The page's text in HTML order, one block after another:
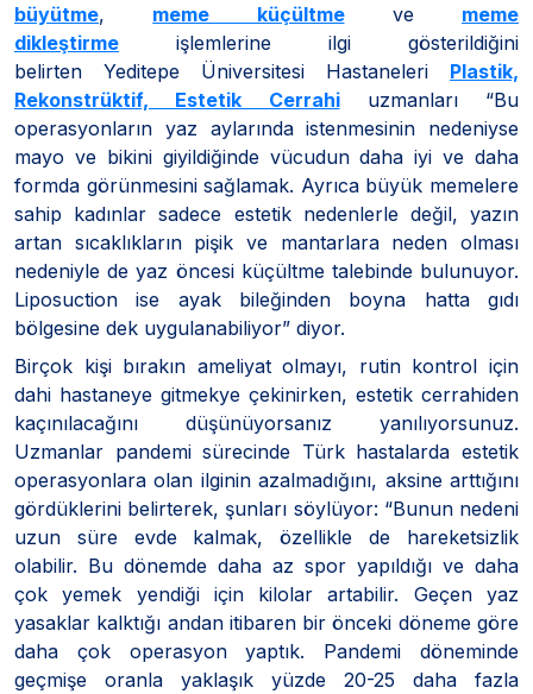
büyütme, meme küçültmeve meme
dikleştirme işlemlerine ilgi gösterildiğini
belirten Yeditepe Üniversitesi Hastaneleri Plastik,
Rekonstrüktif, Estetik Cerrahiuzmanları “Bu
operasyonların yaz aylarında istenmesinin nedeniyse
mayo ve bikini giyildiğinde vücudun daha iyi ve daha
formda görünmesini sağlamak. Ayrıca büyük memelere
sahip kadınlar sadece estetik nedenlerle değil, yazın
artan sıcaklıkların pişik ve mantarlara neden olması
nedeniyle de yaz öncesi küçültme talebinde bulunuyor.
Liposuction ise ayak bileğinden boyna hatta gıdı
bölgesine dek uygulanabiliyor” diyor.
Birçok kişi bırakın ameliyat olmayı, rutin kontrol için
dahi hastaneye gitmekye çekinirken, estetik cerrahiden
kaçınılacağını düşünüyorsanız yanılıyorsunuz.
Uzmanlar pandemi sürecinde Türk hastalarda estetik
operasyonlara olan ilginin azalmadığını, aksine arttığını
gördüklerini belirterek, şunları söylüyor: “Bunun nedeni
uzun süre evde kalmak, özellikle de hareketsizlik
olabilir. Bu dönemde daha az spor yapıldığı ve daha
çok yemek yendiği için kilolar artabilir. Geçen yaz
yasaklar kalktığı andan itibaren bir önceki döneme göre
daha çok operasyon yaptık. Pandemi döneminde
geçmişe oranla yaklaşık yüzde 20-25 daha fazla